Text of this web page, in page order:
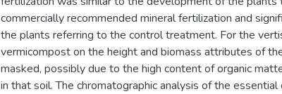
commercially recommended mineral fertilization and
the plants referring to the control treatment. For the
vermicompost on the height and biomass attributes of
masked, possibly due to the high content of organic
in that soil. The chromatographic analysis of the